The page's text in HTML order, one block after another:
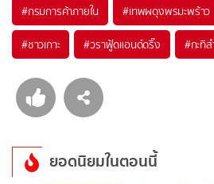
#กรมการค้าภายใน #เทพผดุงพรมะพร้าว
#ชาวเกาะ #วราฟู้ดแอนด์ดริ๊ง #กะทิ
ยอดนิยมในตอนนี้